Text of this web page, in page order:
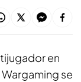
en
se